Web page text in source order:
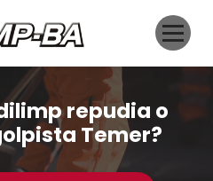
repudia o
Temer?